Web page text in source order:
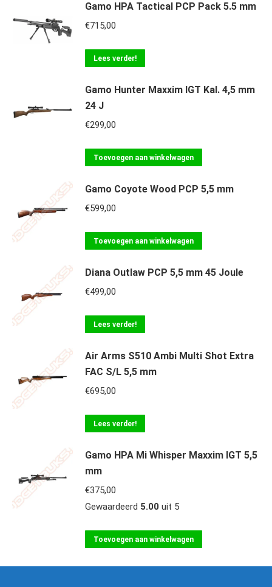
Gamo HPA Tactical PCP Pack 5.5 mm
€715,00
Lees verder!
Gamo Hunter Maxxim IGT Kal. 4,5 mm
24 J
€299,00
Toevoegen aan winkelwagen
Gamo Coyote Wood PCP 5,5 mm
€599,00
Toevoegen aan winkelwagen
Diana Outlaw PCP 5,5 mm 45 Joule
€499,00
Lees verder!
Air Arms S510 Ambi Multi Shot Extra
FAC S/L 5,5 mm
€695,00
Lees verder!
Gamo HPA Mi Whisper Maxxim IGT 5,5
mm
€375,00
Gewaardeerd 5.00 uit 5
Toevoegen aan winkelwagen